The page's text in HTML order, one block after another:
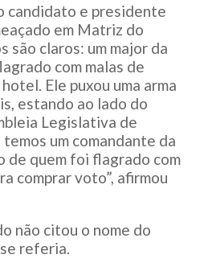
candidato e presidente
em Matriz do
são claros: um major da
com malas de
Ele puxou uma arma
estando ao lado do
Legislativa de
um comandante da
de quem foi flagrado com
comprar voto”, afirmou
não citou o nome do
referia.